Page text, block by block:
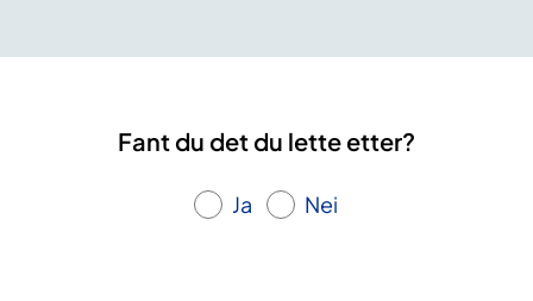
Fant du det du lette etter?
Ja Nei